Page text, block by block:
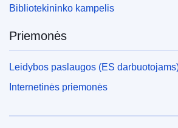
Bibliotekininko kampelis
Priemonės
Leidybos paslaugos (ES
Internetinės priemonės